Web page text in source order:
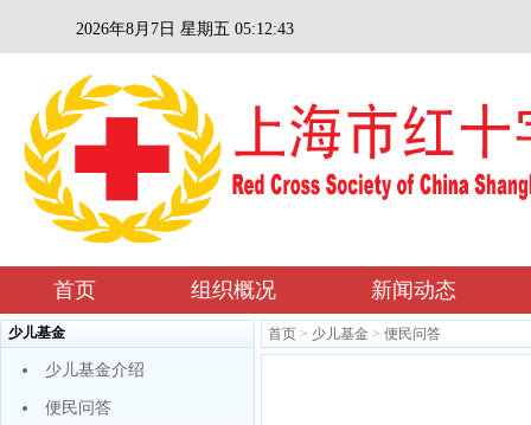
2026年8月7日 星期五 05:12:44
首页 组织概况 新闻动态
少儿基金
少儿基金介绍
便民问答
首页 > 少儿基金 > 便民问答